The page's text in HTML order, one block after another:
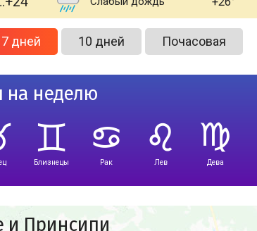
7 дней 10 дней Почасовая
на неделю
Близнецы Рак Лев Дева
и Принсипи